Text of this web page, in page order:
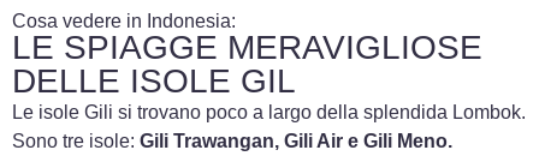
Cosa vedere in Indonesia:
LE SPIAGGE MERAVIGLIOSE
DELLE ISOLE GIL
Le isole Gili si trovano poco a largo della splendida Lombok.
Sono tre isole: Gili Trawangan, Gili Air e Gili Meno.